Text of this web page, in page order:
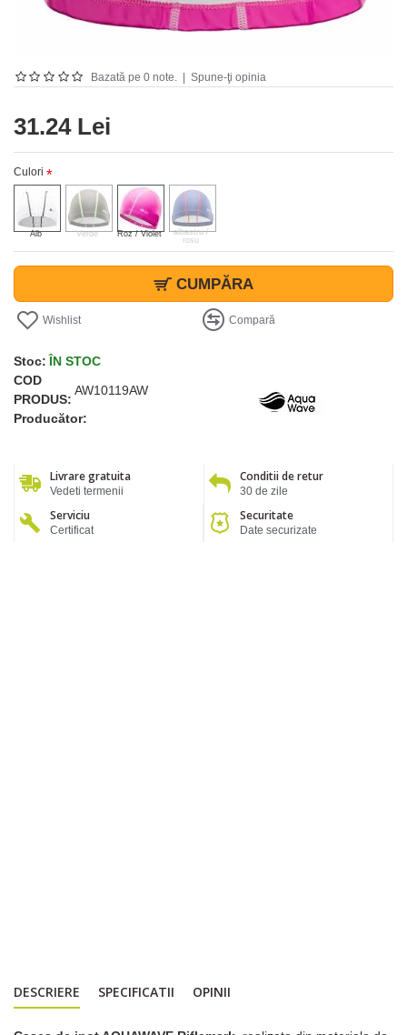
Bazată pe 0 note. Spune-ţi opinia
31.24 Lei
Culori
Alb Verde Roz / Violet
albastru /
rosu
CUMPĂRA
Wishlist Compară
Stoc: ÎN STOC
COD
PRODUS:
AW10119AW
Producător:
Livrare gratuita
Vedeti termenii
Conditii de retur
30 de zile
Serviciu
Certificat
Securitate
Date securizate
DESCRIERE SPECIFICATII OPINII